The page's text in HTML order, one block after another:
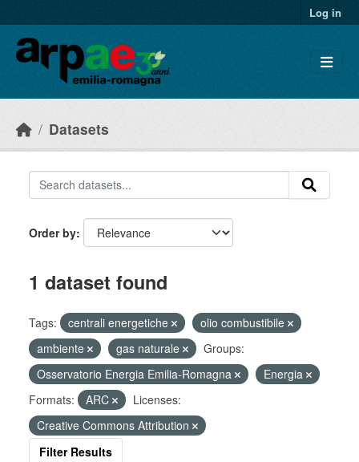
Log in
Datasets
Order by
1 dataset found
Tags: centrali energetiche
olio combustibile
ambiente
gas naturale
Groups:
Osservatorio Energia Emilia-Romagna
Energia
Formats:
ARC
Licenses:
Creative Commons Attribution
Filter Results